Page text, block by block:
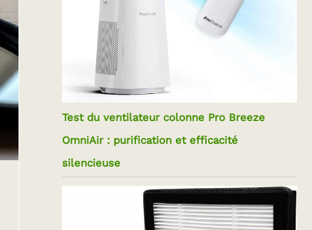
Test du ventilateur colonne Pro Breeze
OmniAir : purification et efficacité
silencieuse